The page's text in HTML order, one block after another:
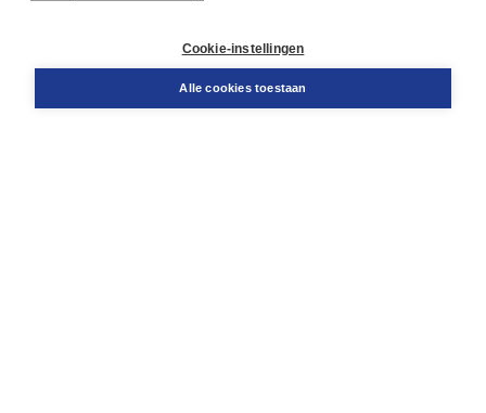
Cookie-instellingen
Alle cookies toestaan